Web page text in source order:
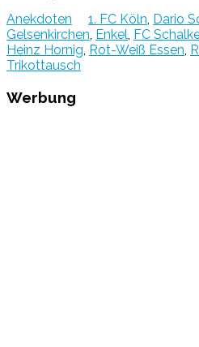
Anekdoten
1. FC Köln, Dario
Gelsenkirchen, Enkel, FC
Heinz Hornig, Rot-Weiß Essen,
Trikottausch
Werbung